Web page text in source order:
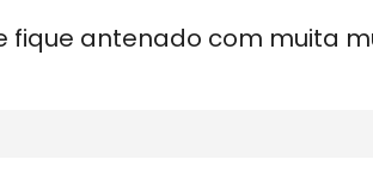
fique antenado com muita